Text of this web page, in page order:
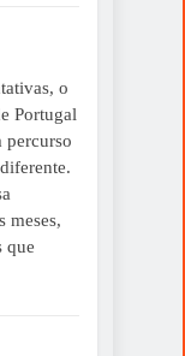
o
Portugal
percurso
meses,
que